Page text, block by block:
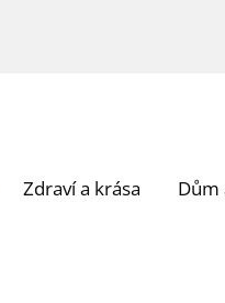
Zdraví a krása Dům